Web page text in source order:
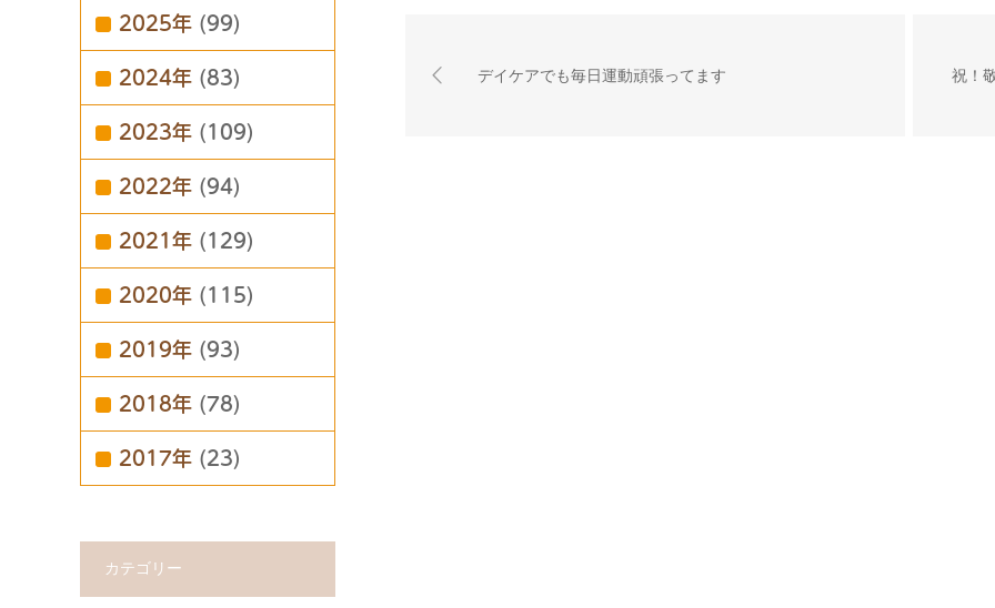
デイケアでも毎日運動頑張ってます 祝！
2025年 (99)
2024年 (83)
2023年 (109)
2022年 (94)
2021年 (129)
2020年 (115)
2019年 (93)
2018年 (78)
2017年 (23)
カテゴリー